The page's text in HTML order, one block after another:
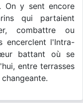
On y sent encore
qui partaient
combattre ou
encerclent l'Intra-
battant où se
entre terrasses